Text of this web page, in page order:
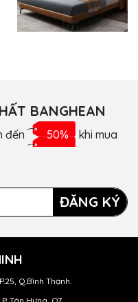
BANGHEAN
đến 50% khi mua
ĐĂNG KÝ
Q.Bình Thạnh.